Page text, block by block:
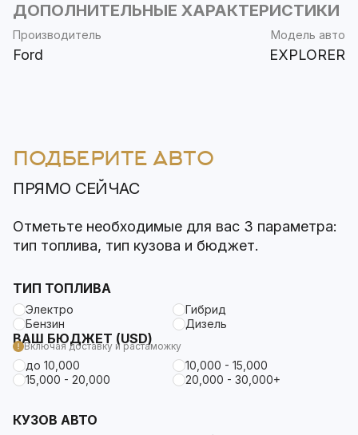
ДОПОЛНИТЕЛЬНЫЕ ХАРАКТЕРИСТИКИ
Производитель
Ford
Модель авто
EXPLORER
ПОДБЕРИТЕ АВТО
ПРЯМО СЕЙЧАС
Отметьте необходимые для вас 3 параметра:
тип топлива, тип кузова и бюджет.
ТИП ТОПЛИВА
Электро
Гибрид
Бензин
Дизель
ВАШ БЮДЖЕТ (USD)
Включая доставку и растаможку
до 10,000
10,000 - 15,000
15,000 - 20,000
20,000 - 30,000+
КУЗОВ АВТО